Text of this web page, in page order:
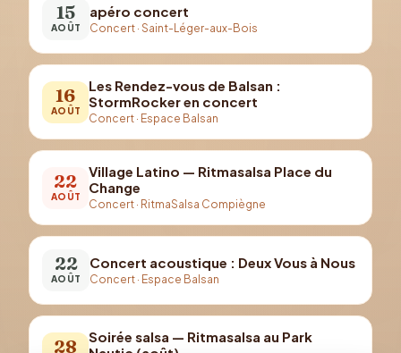
15
AOÛT
apéro concert
Concert · Saint-Léger-aux-Bois
16
AOÛT
Les Rendez-vous de Balsan :
StormRocker en concert
Concert · Espace Balsan
22
AOÛT
Village Latino — Ritmasalsa Place du
Change
Concert · RitmaSalsa Compiègne
22
AOÛT
Concert acoustique : Deux Vous à Nous
Concert · Espace Balsan
28
Soirée salsa — Ritmasalsa au Park